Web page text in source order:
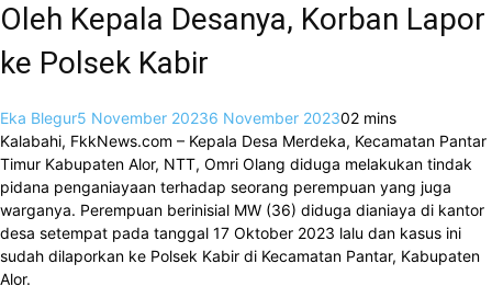
Oleh Kepala Desanya, Korban Lapor
ke Polsek Kabir
Eka Blegur5 November 20236 November 202302 mins
Kalabahi, FkkNews.com – Kepala Desa Merdeka, Kecamatan Pantar
Timur Kabupaten Alor, NTT, Omri Olang diduga melakukan tindak
pidana penganiayaan terhadap seorang perempuan yang juga
warganya. Perempuan berinisial MW (36) diduga dianiaya di kantor
desa setempat pada tanggal 17 Oktober 2023 lalu dan kasus ini
sudah dilaporkan ke Polsek Kabir di Kecamatan Pantar, Kabupaten
Alor.